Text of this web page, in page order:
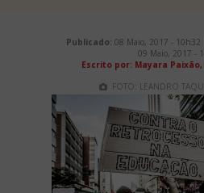
Publicado: 08 Maio, 2017 - 10h32
09 Maio, 2017 -
Escrito por: Mayara
FOTO: LEANDRO